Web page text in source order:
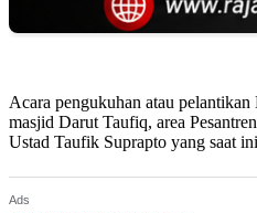
Acara pengukuhan atau
masjid Darut Taufiq, area
Ustad Taufik Suprapto yang saat
Ads